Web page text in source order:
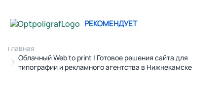
Главная
Облачный Web to print | Готовое решения сайта для
типографии и рекламного агентства в Нижнекамске
РЕКОМЕНДУЕТ